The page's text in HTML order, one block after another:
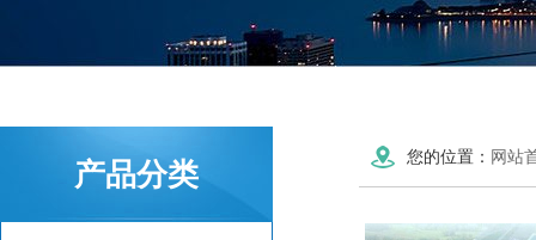
产品分类 您的位置： 网站